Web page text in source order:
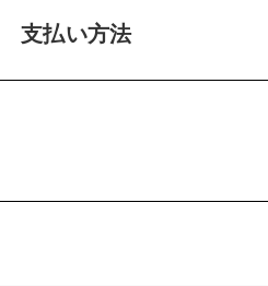
支払い方法